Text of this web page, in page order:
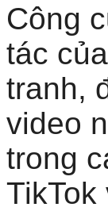
Công
tác
tranh,
video
trong